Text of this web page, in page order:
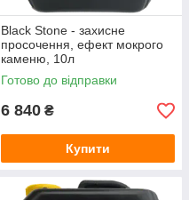
Black Stone - захисне
просочення, ефект мокрого
каменю, 10л
Готово до відправки
6 840 ₴
Купити